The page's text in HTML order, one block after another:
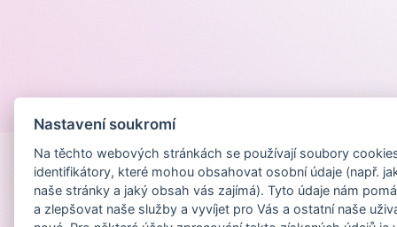
Nastavení soukromí
Na těchto webových stránkách se používají soubory
identifikátory, které mohou obsahovat osobní údaje (např.
naše stránky a jaký obsah vás zajímá). Tyto údaje nám
a zlepšovat naše služby a vyvíjet pro Vás a ostatní naše